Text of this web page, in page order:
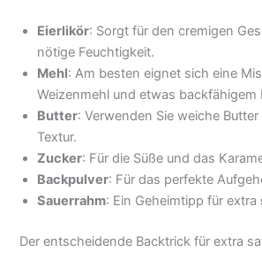
Eierlikör: Sorgt für den cremigen
nötige Feuchtigkeit.
Mehl: Am besten eignet sich eine
Weizenmehl und etwas backfähigem
Butter: Verwenden Sie weiche
Textur.
Zucker: Für die Süße und das
Backpulver: Für das perfekte
Sauerrahm: Ein Geheimtipp für extra
Der entscheidende Backtrick für extra